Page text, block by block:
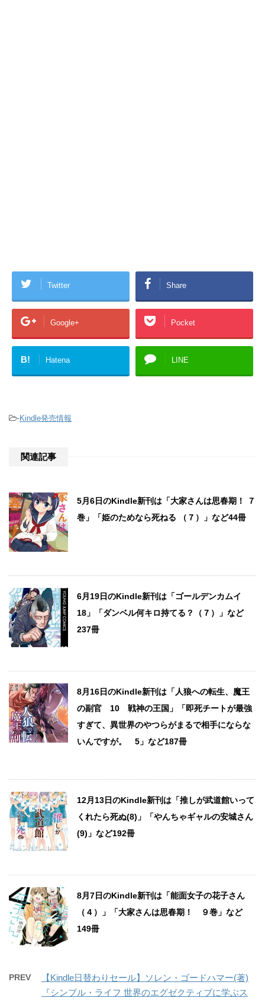
Twitter Share
Google+ Pocket
B! Hatena LINE
-Kindle発売情報
関連記事
5月6日のKindle新刊は「大家さんは思春期！ ７
巻」「姫のためなら死ねる （７）」など44冊
6月19日のKindle新刊は「ゴールデンカムイ
18」「ダンベル何キロ持てる？（７）」など
237冊
8月16日のKindle新刊は「人狼への転生、魔王
の副官 10 戦神の王国」「即死チートが最強
すぎて、異世界のやつらがまるで相手にならな
いんですが。 5」など187冊
12月13日のKindle新刊は「推しが武道館いって
くれたら死ぬ(8)」「やんちゃギャルの安城さん
(9)」など192冊
8月7日のKindle新刊は「能面女子の花子さん
（４）」「大家さんは思春期！ ９巻」など
149冊
PREV
【Kindle日替わりセール】ソレン・ゴードハマー(著)
『シンプル・ライフ 世界のエグゼクティブに学ぶス